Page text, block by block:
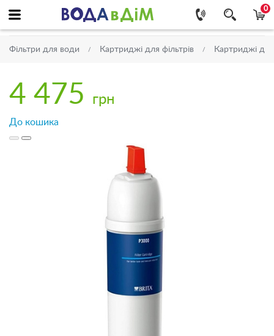
0
Фільтри для води Картриджі для фільтрів Картриджі
4 475 грн
До кошика